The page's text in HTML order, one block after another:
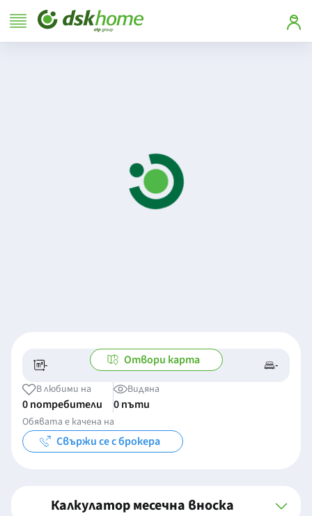
- -/- -
Отвори карта
В любими на
0 потребители
Видяна
0 пъти
Обявата е качена на
Свържи се с брокера
Калкулатор месечна вноска